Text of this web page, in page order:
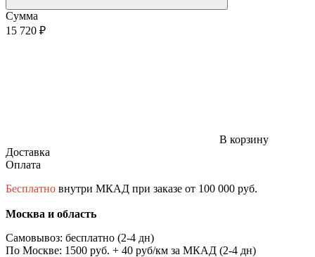
Сумма
15 720 ₽
В корзину
Доставка
Оплата
Бесплатно внутри МКАД при заказе от 100 000 руб.
Москва и область
Самовывоз: бесплатно (2-4 дн)
По Москве: 1500 руб. + 40 руб/км за МКАД (2-4 дн)